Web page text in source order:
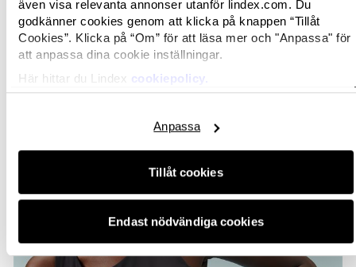
även visa relevanta annonser utanför lindex.com. Du
godkänner cookies genom att klicka på knappen “Tillåt
Cookies”. Klicka på “Om” för att läsa mer och "Anpassa" för
att anpassa dina cookie inställningar.
Här hittar du Lindex cookiepolicy.
Tillåt cookies
Anpassa
Endast nödvändiga cookies